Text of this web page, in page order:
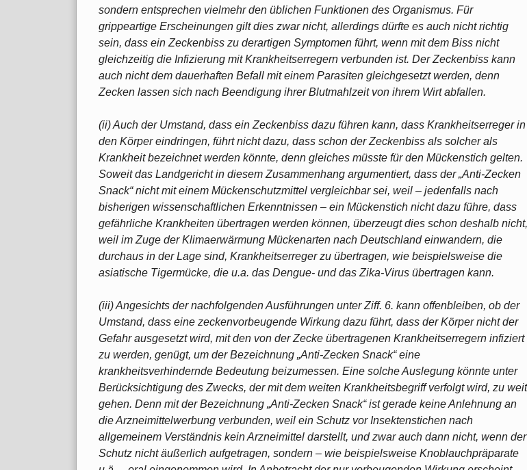
sondern entsprechen vielmehr den üblichen Funktionen des Organismus. Für
grippeartige Erscheinungen gilt dies zwar nicht, allerdings dürfte es auch nicht richtig
sein, dass ein Zeckenbiss zu derartigen Symptomen führt, wenn mit dem Biss nicht
gleichzeitig die Infizierung mit Krankheitserregern verbunden ist. Der Zeckenbiss kann
auch nicht dem dauerhaften Befall mit einem Parasiten gleichgesetzt werden, denn
Zecken lassen sich nach Beendigung ihrer Blutmahlzeit von ihrem Wirt abfallen.
(ii) Auch der Umstand, dass ein Zeckenbiss dazu führen kann, dass Krankheitserreger in
den Körper eindringen, führt nicht dazu, dass schon der Zeckenbiss als solcher als
Krankheit bezeichnet werden könnte, denn gleiches müsste für den Mückenstich gelten.
Soweit das Landgericht in diesem Zusammenhang argumentiert, dass der „Anti-Zecken
Snack“ nicht mit einem Mückenschutzmittel vergleichbar sei, weil – jedenfalls nach
bisherigen wissenschaftlichen Erkenntnissen – ein Mückenstich nicht dazu führe, dass
gefährliche Krankheiten übertragen werden können, überzeugt dies schon deshalb nicht,
weil im Zuge der Klimaerwärmung Mückenarten nach Deutschland einwandern, die
durchaus in der Lage sind, Krankheitserreger zu übertragen, wie beispielsweise die
asiatische Tigermücke, die u.a. das Dengue- und das Zika-Virus übertragen kann.
(iii) Angesichts der nachfolgenden Ausführungen unter Ziff. 6. kann offenbleiben, ob der
Umstand, dass eine zeckenvorbeugende Wirkung dazu führt, dass der Körper nicht der
Gefahr ausgesetzt wird, mit den von der Zecke übertragenen Krankheitserregern infiziert
zu werden, genügt, um der Bezeichnung „Anti-Zecken Snack“ eine
krankheitsverhindernde Bedeutung beizumessen. Eine solche Auslegung könnte unter
Berücksichtigung des Zwecks, der mit dem weiten Krankheitsbegriff verfolgt wird, zu weit
gehen. Denn mit der Bezeichnung „Anti-Zecken Snack“ ist gerade keine Anlehnung an
die Arzneimittelwerbung verbunden, weil ein Schutz vor Insektenstichen nach
allgemeinem Verständnis kein Arzneimittel darstellt, und zwar auch dann nicht, wenn der
Schutz nicht äußerlich aufgetragen, sondern – wie beispielsweise Knoblauchpräparate